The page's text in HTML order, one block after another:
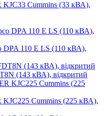
KJC33 Cummins (33 кВА),
DPA 110 E LS (110 кВА),
(143 кВА), відкритий
KJC225 Cummins (225 кВА),